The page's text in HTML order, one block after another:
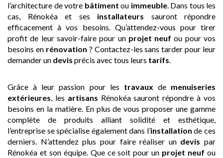
l’architecture de votre bâtiment ou immeuble. Dans tous les
cas, Rénokéa et ses installateurs sauront répondre
efficacement à vos besoins. Qu’attendez-vous pour tirer
profit de leur savoir-faire pour un projet neuf ou pour vos
besoins en rénovation ? Contactez-les sans tarder pour leur
demander un devis précis avec tous leurs tarifs.
Grâce à leur passion pour les travaux de menuiseries
extérieures, les artisans Rénokéa sauront répondre à vos
besoins en la matière. En plus de vous proposer une gamme
complète de produits alliant solidité et esthétique,
l’entreprise se spécialise également dans l’installation de ces
derniers. N’attendez plus pour faire réaliser un devis par
Rénokéa et son équipe. Que ce soit pour un projet neuf ou